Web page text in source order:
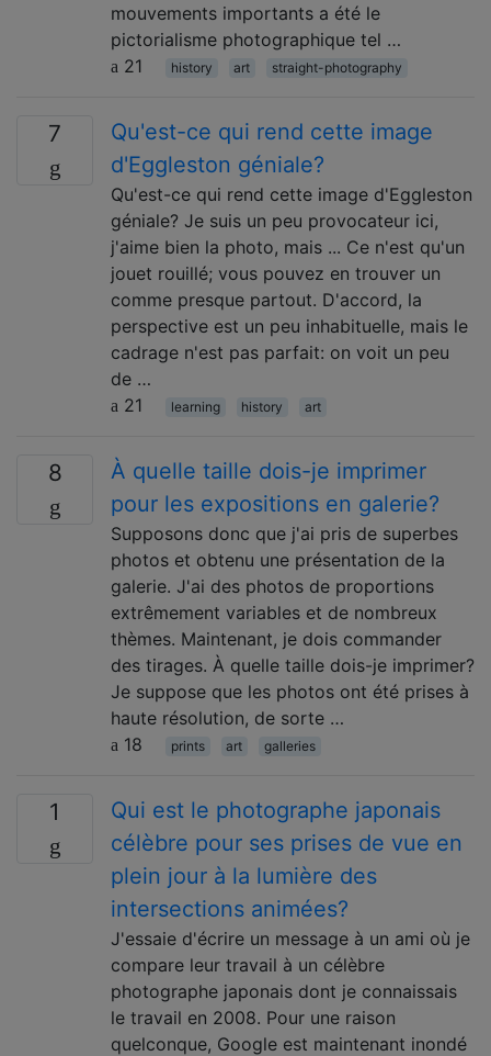
mouvements importants a été le
pictorialisme photographique tel …
21
history art straight-photography
7
Qu'est-ce qui rend cette image
d'Eggleston géniale?
Qu'est-ce qui rend cette image d'Eggleston
géniale? Je suis un peu provocateur ici,
j'aime bien la photo, mais ... Ce n'est qu'un
jouet rouillé; vous pouvez en trouver un
comme presque partout. D'accord, la
perspective est un peu inhabituelle, mais le
cadrage n'est pas parfait: on voit un peu
de …
21
learning history art
8
À quelle taille dois-je imprimer
pour les expositions en galerie?
Supposons donc que j'ai pris de superbes
photos et obtenu une présentation de la
galerie. J'ai des photos de proportions
extrêmement variables et de nombreux
thèmes. Maintenant, je dois commander
des tirages. À quelle taille dois-je imprimer?
Je suppose que les photos ont été prises à
haute résolution, de sorte …
18
prints art galleries
1
Qui est le photographe japonais
célèbre pour ses prises de vue en
plein jour à la lumière des
intersections animées?
J'essaie d'écrire un message à un ami où je
compare leur travail à un célèbre
photographe japonais dont je connaissais
le travail en 2008. Pour une raison
quelconque, Google est maintenant inondé